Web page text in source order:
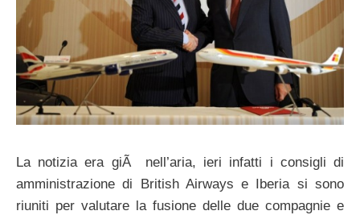
La notizia era giÃ nell’aria, ieri infatti i consigli di
amministrazione di British Airways e Iberia si sono
riuniti per valutare la fusione delle due compagnie e